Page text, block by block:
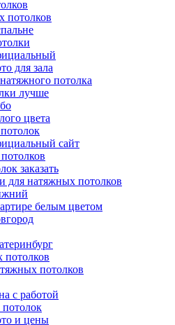
потолков
для зала
потолка
лучше
цвета
сайт
заказать
для натяжных потолков
белым цветом
потолков
с работой
потолок
и цены